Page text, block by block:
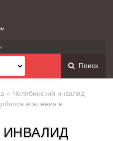
Поиск
» Челябинский инвалид
вселения в